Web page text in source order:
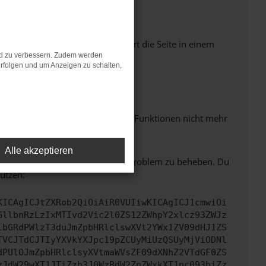
Seiten verhindern. Funktioniert die Seite in einem
dazu führen, dass bestimmte Funktionen nicht mehr
Wir werden versuchen, das Problem zu beheben. Du
zu verbessern. Zudem werden
und um Anzeigen zu schalten,
Alle akzeptieren